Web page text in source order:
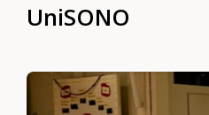
UniSONO